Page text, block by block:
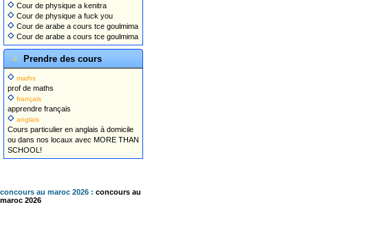
Cour de physique a kenitra
Cour de physique a fuck you
Cour de arabe a cours tce goulmima
Cour de arabe a cours tce goulmima
Prendre des cours
maths
prof de maths
français
apprendre français
anglais
Cours particulier en anglais à domicile
ou dans nos locaux avec MORE THAN
SCHOOL!
concours au maroc 2026 : concours au
maroc 2026